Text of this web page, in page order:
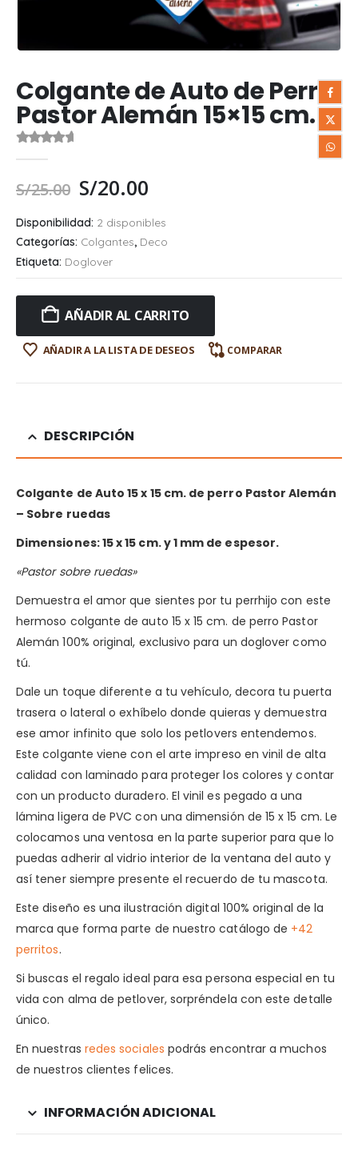
Colgante de Auto de Perro
Pastor Alemán 15×15 cm.
S/25.00 S/20.00
Disponibilidad: 2 disponibles
Categorías: Colgantes, Deco
Etiqueta: Doglover
AÑADIR AL CARRITO
AÑADIR A LA LISTA DE DESEOS COMPARAR
DESCRIPCIÓN
Colgante de Auto 15 x 15 cm. de perro Pastor Alemán
– Sobre ruedas
Dimensiones: 15 x 15 cm. y 1 mm de espesor.
«Pastor sobre ruedas»
Demuestra el amor que sientes por tu perrhijo con este
hermoso colgante de auto 15 x 15 cm. de perro Pastor
Alemán 100% original, exclusivo para un doglover como
tú.
Dale un toque diferente a tu vehículo, decora tu puerta
trasera o lateral o exhíbelo donde quieras y demuestra
ese amor infinito que solo los petlovers entendemos.
Este colgante viene con el arte impreso en vinil de alta
calidad con laminado para proteger los colores y contar
con un producto duradero. El vinil es pegado a una
lámina ligera de PVC con una dimensión de 15 x 15 cm. Le
colocamos una ventosa en la parte superior para que lo
puedas adherir al vidrio interior de la ventana del auto y
así tener siempre presente el recuerdo de tu mascota.
Este diseño es una ilustración digital 100% original de la
marca que forma parte de nuestro catálogo de +42
perritos.
Si buscas el regalo ideal para esa persona especial en tu
vida con alma de petlover, sorpréndela con este detalle
único.
En nuestras redes sociales podrás encontrar a muchos
de nuestros clientes felices.
INFORMACIÓN ADICIONAL